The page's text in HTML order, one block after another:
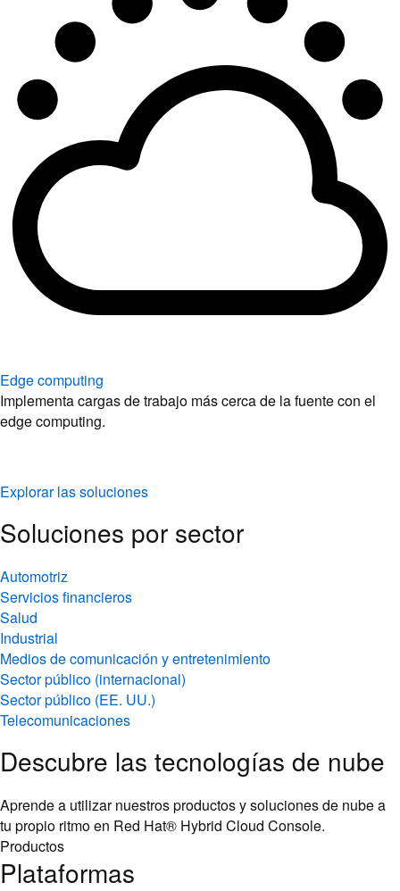
Edge computing
Implementa cargas de trabajo más cerca de la fuente con el
edge computing.
Explorar las soluciones
Soluciones por sector
Automotriz
Servicios financieros
Salud
Industrial
Medios de comunicación y entretenimiento
Sector público (internacional)
Sector público (EE. UU.)
Telecomunicaciones
Descubre las tecnologías de nube
Aprende a utilizar nuestros productos y soluciones de nube a
tu propio ritmo en Red Hat® Hybrid Cloud Console.
Productos
Plataformas